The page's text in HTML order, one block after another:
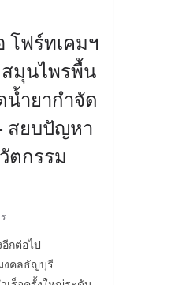
โฟร์ทเคมฯ
สมุนไพรพื้น
ำยากำจัด
สยบปัญหา
ตกรรม
กต่อไป
งคลธัญบุรี